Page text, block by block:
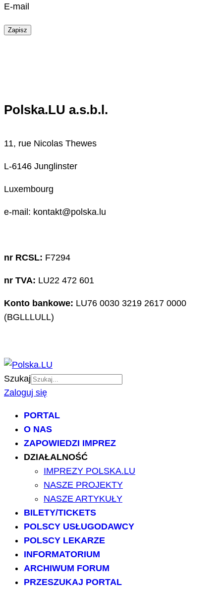
E-mail
Zapisz
Polska.LU a.s.b.l.
11, rue Nicolas Thewes
L-6146 Junglinster
Luxembourg
e-mail: kontakt@polska.lu
nr RCSL: F7294
nr TVA: LU22 472 601
Konto bankowe: LU76 0030 3219 2617 0000
(BGLLLULL)
Szukaj
Zaloguj się
PORTAL
O NAS
ZAPOWIEDZI IMPREZ
DZIAŁALNOŚĆ
IMPREZY POLSKA.LU
NASZE PROJEKTY
NASZE ARTYKUŁY
BILETY/TICKETS
POLSCY USŁUGODAWCY
POLSCY LEKARZE
INFORMATORIUM
ARCHIWUM FORUM
PRZESZUKAJ PORTAL